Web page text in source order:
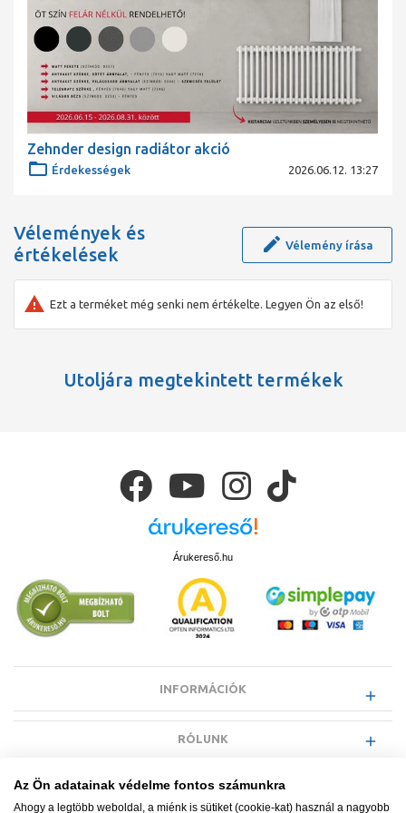
Zehnder design radiátor akció
Érdekességek 2026.06.12. 13:27
Vélemények és
értékelések
Vélemény írása
Ezt a terméket még senki nem értékelte. Legyen Ön az első!
Utoljára megtekintett termékek
Árukereső.hu
INFORMÁCIÓK
RÓLUNK
EGYÉB INFORMÁCIÓK
Az Ön adatainak védelme fontos számunkra
Ahogy a legtöbb weboldal, a miénk is sütiket (cookie-kat) használ a nagyobb